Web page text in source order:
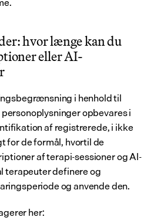
hvor længe kan du
eller AI-
i henhold til
opbevares i
af registrerede, i ikke
for de formål, hvortil de
af terapi-sessioner og AI-
terapeuter definere og
og anvende den.
her: